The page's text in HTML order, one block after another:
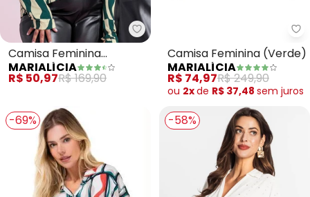
Marialícia - Camisa Feminina
Camisa Feminina
Estampada (Verde)
MARIALÍCIA
R$ 50,97R$ 169,90
Camisa Feminina (Verde)
MARIALÍCIA
R$ 74,97R$ 249,90
ou 2xde R$ 37,48 sem juros
-69% -58%